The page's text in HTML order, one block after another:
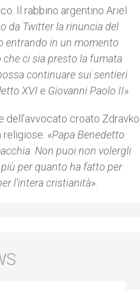
Il rabbino argentino Ariel
da Twitter la rinuncia del
entrando in un momento
ci sia presto la fumata
continuare sui sentieri
XVI e Giovanni Paolo II».
dell’avvocato croato Zdravko
«Papa Benedetto
Non puoi non volergli
per quanto ha fatto per
l’intera cristianità».